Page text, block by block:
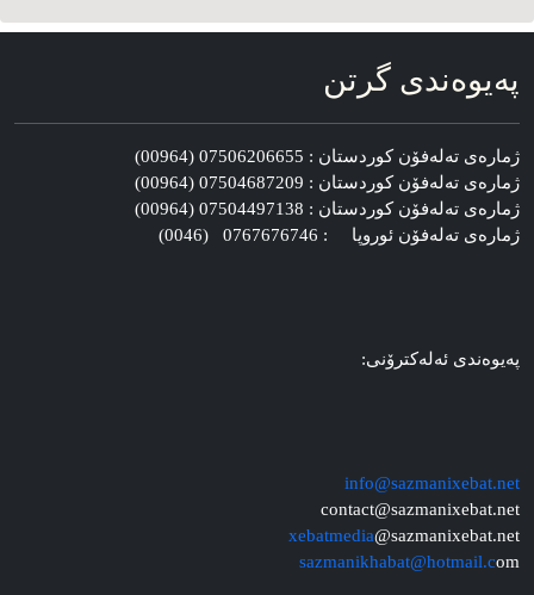
په‌یوه‌ندی گرتن
ژماره‌ی ته‌له‌فۆن کوردستان : 07506206655 (00964)
ژماره‌ی ته‌له‌فۆن کوردستان : 07504687209 (00964)
ژماره‌ی ته‌له‌فۆن کوردستان : 07504497138 (00964)
ژماره‌ی ته‌له‌فۆن ئوروپا : 0767676746 (0046)
په‌یوه‌ندی ئه‌له‌کترۆنی:
info@sazmanixebat.net
contact@sazmanixebat.net
xebatmedia@sazmanixebat.net
sazmanikhabat@hotmail.com